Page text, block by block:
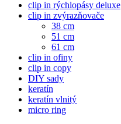
clip in rýchlopásy deluxe
clip in zvýrazňovače
38 cm
51 cm
61 cm
clip in ofiny
clip in copy
DIY sady
keratín
keratín vlnitý
micro ring